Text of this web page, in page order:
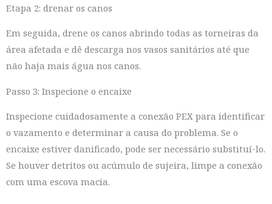
Etapa 2: drenar os canos
Em seguida, drene os canos abrindo todas as torneiras da
área afetada e dê descarga nos vasos sanitários até que
não haja mais água nos canos.
Passo 3: Inspecione o encaixe
Inspecione cuidadosamente a conexão PEX para identificar
o vazamento e determinar a causa do problema. Se o
encaixe estiver danificado, pode ser necessário substituí-lo.
Se houver detritos ou acúmulo de sujeira, limpe a conexão
com uma escova macia.